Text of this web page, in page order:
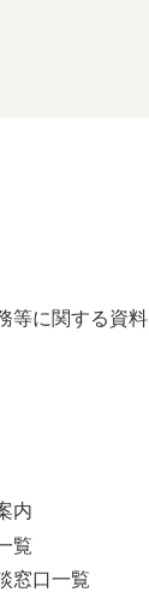
等に関する資料
内
覧
窓口一覧